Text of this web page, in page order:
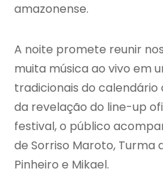
amazonense.
A noite promete reunir
muita música ao vivo em
tradicionais do calendário
da revelação do line-up
festival, o público
de Sorriso Maroto, Turma
Pinheiro e Mikael.